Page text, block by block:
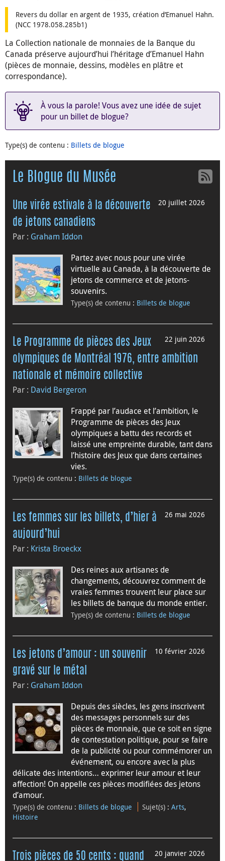
Revers du dollar en argent de 1935, création d’Emanuel Hahn.
(NCC 1978.058.285b1)
La Collection nationale de monnaies de la Banque du
Canada préserve aujourd’hui l’héritage d’Emanuel Hahn
(pièces de monnaie, dessins, modèles en plâtre et
correspondance).
À vous la parole! Vous avez une idée de sujet
pour un billet de blogue?
Type(s) de contenu : Billets de blogue
Le Blogue du Musée
20 juillet 2026
Une virée estivale à la découverte
de jetons canadiens
Par : Graham Iddon
Partez avec nous pour une virée
virtuelle au Canada, à la découverte de
jetons de commerce et de jetons-
souvenirs.
Type(s) de contenu : Billets de blogue
22 juin 2026
Le Programme de pièces des Jeux
olympiques de Montréal 1976, entre ambition
nationale et mémoire collective
Par : David Bergeron
Frappé par l’audace et l’ambition, le
Programme de pièces des Jeux
olympiques a battu des records et
laissé une empreinte durable, tant dans
l’histoire des Jeux que dans certaines
vies.
Type(s) de contenu : Billets de blogue
26 mai 2026
Les femmes sur les billets, d’hier à
aujourd’hui
Par : Krista Broeckx
Des reines aux artisanes de
changements, découvrez comment de
vraies femmes trouvent leur place sur
les billets de banque du monde entier.
Type(s) de contenu : Billets de blogue
10 février 2026
Les jetons d’amour : un souvenir
gravé sur le métal
Par : Graham Iddon
Depuis des siècles, les gens inscrivent
des messages personnels sur des
pièces de monnaie, que ce soit en signe
de contestation politique, pour se faire
de la publicité ou pour commémorer un
événement, ou encore avec la plus
délicate des intentions… exprimer leur amour et leur
affection! On appelle ces pièces modifiées des jetons
d’amour.
Type(s) de contenu : Billets de blogue Sujet(s) :Arts,
Histoire
20 janvier 2026
Trois pièces de 50 cents : quand